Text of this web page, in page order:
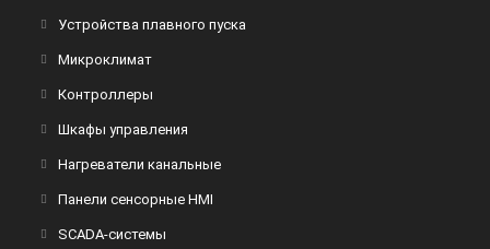
Устройства плавного пуска
МикроклиматОткроется
вкладке
Контроллеры
вкладке
Шкафы управления
вкладке
Нагреватели канальныеОткроется
Панели сенсорные HMI
SCADA-системы